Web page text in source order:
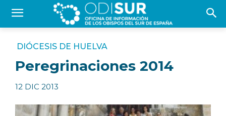
DIÓCESIS DE HUELVA
Peregrinaciones 2014
12 DIC 2013